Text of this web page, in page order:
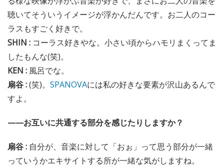
聴いてそういうイメージが浮かんだんです。お二人のコー
ラスもすごく好きで。
SHIN : コーラス好きやな。小さい頃からハモリまくってま
したもんな(笑)。
KEN : 風呂でな。
扇谷 :(笑)。 SPANOVAには私の好きな要素が沢山あるんで
すよ。
——お互いに共通する部分を感じたりしますか？
扇谷 : 自分が、音楽に対して「おぉ」って思う部分が一緒
っていうかエキサイトする所が一緒な気がしますね。